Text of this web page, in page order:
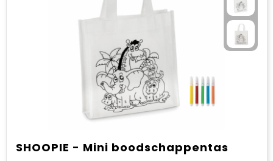
SHOOPIE - Mini boodschappentas